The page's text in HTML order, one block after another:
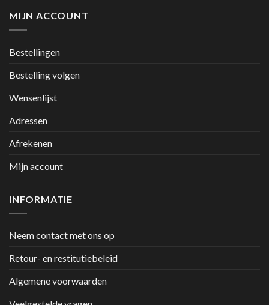
MIJN ACCOUNT
Bestellingen
Bestelling volgen
Wensenlijst
Adressen
Afrekenen
Mijn account
INFORMATIE
Neem contact met ons op
Retour- en restitutiebeleid
Algemene voorwaarden